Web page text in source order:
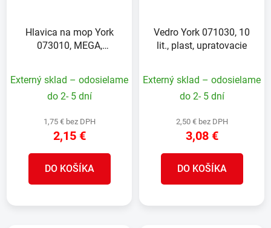
Hlavica na mop York
073010, MEGA,
Externý sklad – odosielame
do 2- 5 dní
1,75 € bez DPH
2,15 €
DO KOŠÍKA
Vedro York 071030, 10
lit., plast, upratovacie
Externý sklad – odosielame
do 2- 5 dní
2,50 € bez DPH
3,08 €
DO KOŠÍKA